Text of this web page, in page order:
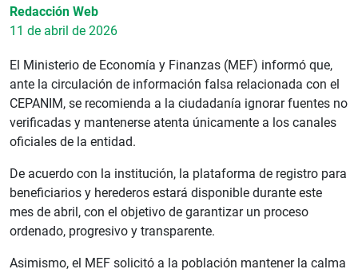
Redacción Web
11 de abril de 2026
El Ministerio de Economía y Finanzas (MEF) informó que,
ante la circulación de información falsa relacionada con el
CEPANIM, se recomienda a la ciudadanía ignorar fuentes no
verificadas y mantenerse atenta únicamente a los canales
oficiales de la entidad.
De acuerdo con la institución, la plataforma de registro para
beneficiarios y herederos estará disponible durante este
mes de abril, con el objetivo de garantizar un proceso
ordenado, progresivo y transparente.
Asimismo, el MEF solicitó a la población mantener la calma